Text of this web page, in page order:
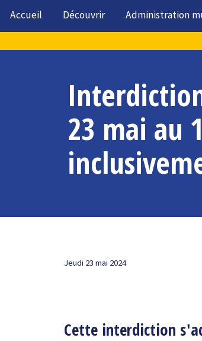
Accueil Découvrir Administration
23 mai au
Jeudi 23 mai 2024
Cette interdiction